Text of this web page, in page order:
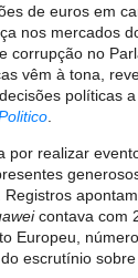
de euros em
nos mercados
corrupção no
vêm à tona,
políticas
por realizar
contava com
Europeu,
escrutínio